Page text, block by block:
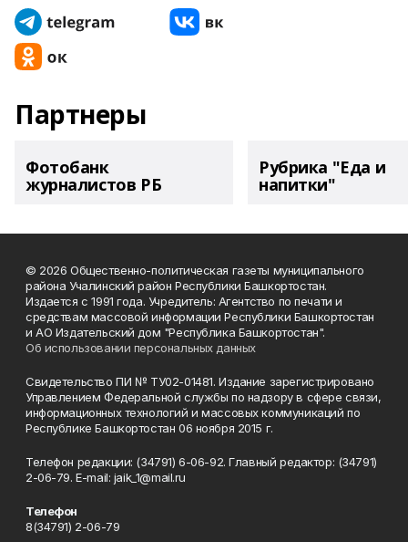
Партнеры
Фотобанк
журналистов РБ
Рубрика "Еда и
напитки"
© 2026 Общественно-политическая газеты муниципального
района Учалинский район Республики Башкортостан.
Издается с 1991 года. Учредитель: Агентство по печати и
средствам массовой информации Республики Башкортостан
и АО Издательский дом "Республика Башкортостан".
Об использовании персональных данных
Свидетельство ПИ № ТУ02-01481. Издание зарегистрировано
Управлением Федеральной службы по надзору в сфере связи,
информационных технологий и массовых коммуникаций по
Республике Башкортостан 06 ноября 2015 г.
Телефон редакции: (34791) 6-06-92. Главный редактор: (34791)
2-06-79. Е-mаil: jaik_1@mail.ru
Телефон
8(34791) 2-06-79